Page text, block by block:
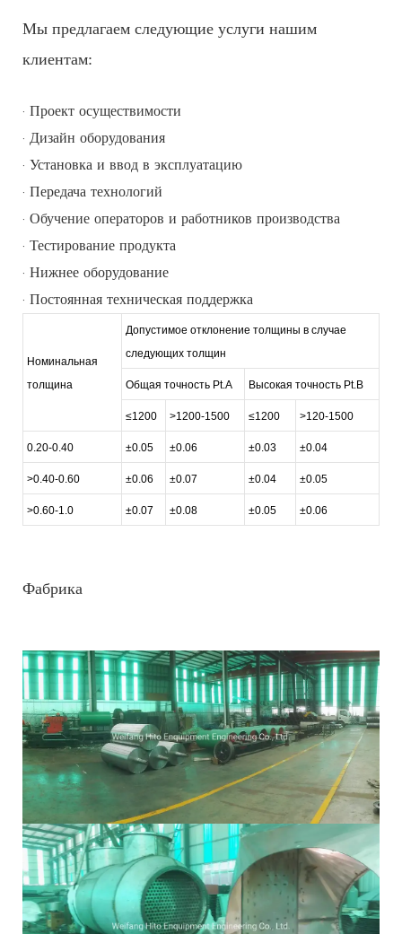
Мы предлагаем следующие услуги нашим
клиентам:
· Проект осуществимости
· Дизайн оборудования
· Установка и ввод в эксплуатацию
· Передача технологий
· Обучение операторов и работников производства
· Тестирование продукта
· Нижнее оборудование
· Постоянная техническая поддержка
Номинальная
толщина
Допустимое отклонение толщины в случае
следующих толщин
Общая точность Pt.A Высокая точность Pt.B
≤1200 >1200-1500 ≤1200 >120-1500
0.20-0.40 ±0.05 ±0.06 ±0.03 ±0.04
>0.40-0.60 ±0.06 ±0.07 ±0.04 ±0.05
>0.60-1.0 ±0.07 ±0.08 ±0.05 ±0.06
Фабрика